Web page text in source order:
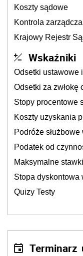
Koszty sądowe
Kontrola zarządcza
Krajowy Rejestr
Wskaźniki
Odsetki ustawowe
Odsetki za zwłokę
Stopy procentowe
Koszty uzyskania
Podróże służbowe
Podatek od
Maksymalne
Stopa dyskontowa
Quizy Testy
Terminarz